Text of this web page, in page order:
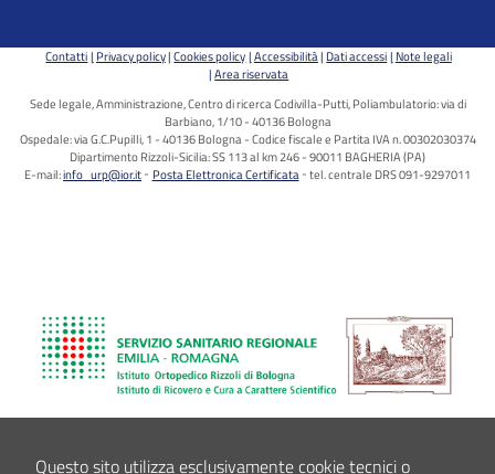
Contatti Privacy policy Cookies policy Accessibilità Dati accessi Note legali
Area riservata
Sede legale, Amministrazione, Centro di ricerca Codivilla-Putti, Poliambulatorio: via di
Barbiano, 1/10 - 40136 Bologna
Ospedale: via G.C.Pupilli, 1 - 40136 Bologna - Codice fiscale e Partita IVA n. 00302030374
Dipartimento Rizzoli-Sicilia: SS 113 al km 246 - 90011 BAGHERIA (PA)
E-mail:info_urp@ior.it Posta Elettronica Certificata tel. centrale DRS 091-9297011
Questo sito utilizza esclusivamente cookie tecnici o